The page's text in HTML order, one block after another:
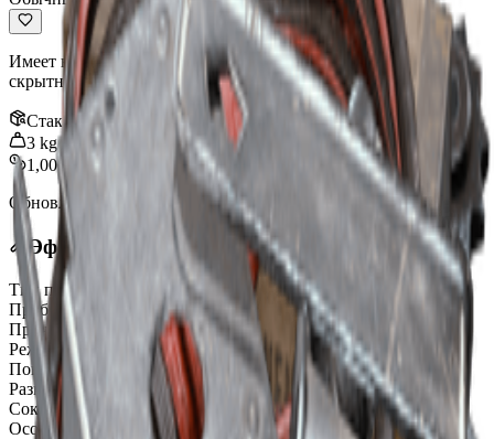
Имеет встроенный глушитель. Отлично подходит для
скрытности, но сложен в бою.
Стак:1
3 kg
1,000
Обновлено
Mar 17, 2026
Эффекты
Тип патронов
Light Ammo
Пробитие брони ARCVery Weak
Прочность
Режим стрельбы
Slide-Action
Повышенная скорострельность10%
Размер магазина
Сокращённое время перезарядки
13%
Особая черта
Integrated Silencer